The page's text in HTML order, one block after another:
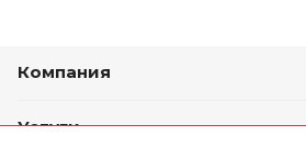
Компания
Услуги